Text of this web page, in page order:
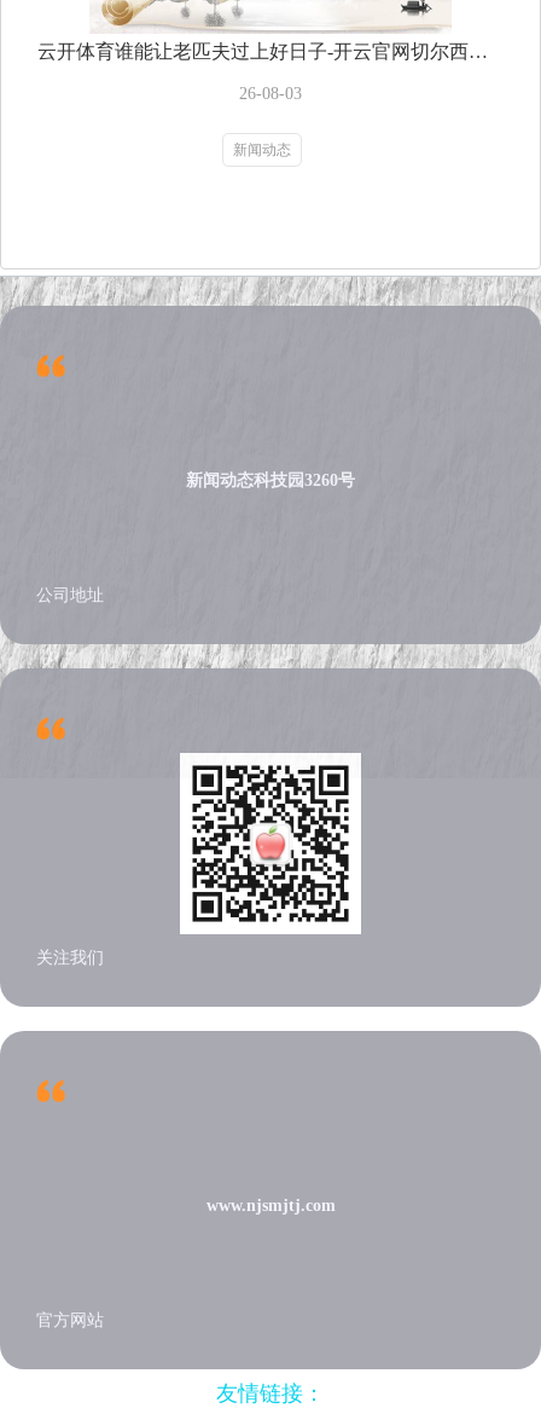
云开体育谁能让老匹夫过上好日子-开云官网切尔西赞助商(2025已更新(最新/官方/入口)
26-08-03
新闻动态
新闻动态科技园3260号
公司地址
关注我们
www.njsmjtj.com
官方网站
友情链接：